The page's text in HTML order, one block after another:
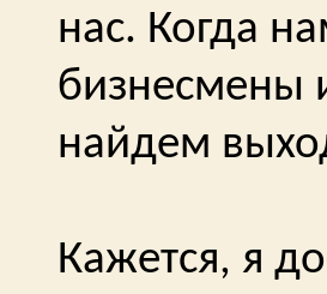
нас. Когда
бизнесмены
найдем
Кажется, я